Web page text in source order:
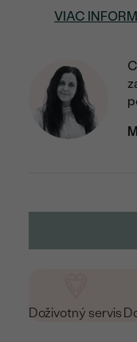
VIAC
Doživotný servis